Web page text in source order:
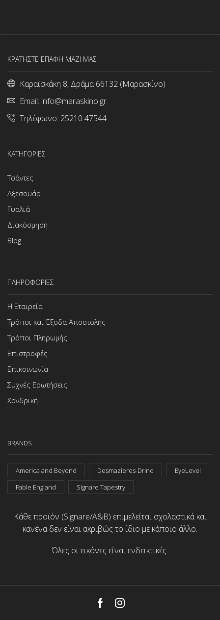
ΚΡΑΤΗΣΤΕ ΕΠΑΦΗ ΜΑΖΙ ΜΑΣ
Καραϊσκάκη 8, Δράμα 66132 (Μαρασκίνο)
Email: info@maraskino.gr
Τηλέφωνο: 25210 47544
ΚΑΤΗΓΟΡΙΕΣ
Τσάντες
Αξεσουάρ
Γυαλιά
Διακόσμηση
Blog
ΠΛΗΡΟΦΟΡΙΕΣ
Η Εταιρεία
Τρόποι και Έξοδα Αποστολής
Τρόποι Πληρωμής
Επιστροφές
Επικοινωνία
Συχνές Ερωτήσεις
Χονδρική
BRANDS
America and Beyond Desmazieres-Drino
EyeLevel
Fable England
Signare Tapestry
Κάθε προϊόν (Signare/A&B) επιμελείται σχολαστικά και
κανένα δεν είναι ακριβώς το ίδιο με κάποιο άλλο.
Όλες οι εικόνες είναι ενδεικτικές.
FacebookInstagram